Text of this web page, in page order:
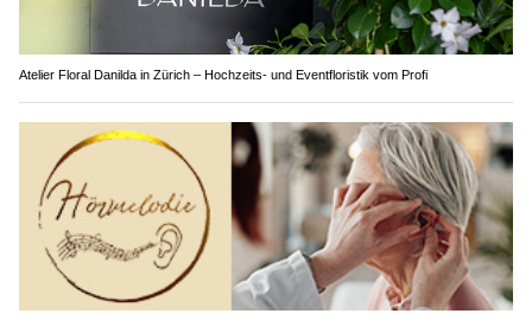
Atelier Floral Danilda in Zürich – Hochzeits- und Eventfloristik vom Profi